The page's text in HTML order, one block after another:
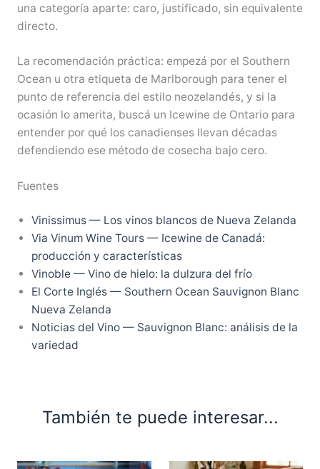
una categoría aparte: caro, justificado, sin equivalente
directo.
La recomendación práctica: empezá por el Southern
Ocean u otra etiqueta de Marlborough para tener el
punto de referencia del estilo neozelandés, y si la
ocasión lo amerita, buscá un Icewine de Ontario para
entender por qué los canadienses llevan décadas
defendiendo ese método de cosecha bajo cero.
Fuentes
Vinissimus — Los vinos blancos de Nueva Zelanda
Via Vinum Wine Tours — Icewine de Canadá:
producción y características
Vinoble — Vino de hielo: la dulzura del frío
El Corte Inglés — Southern Ocean Sauvignon Blanc
Nueva Zelanda
Noticias del Vino — Sauvignon Blanc: análisis de la
variedad
También te puede interesar...